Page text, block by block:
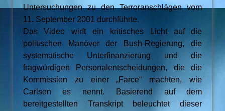
Untersuchungen zu den Terroranschlägen vom
11. September 2001 durchführte.
Das Video wirft ein kritisches Licht auf die
politischen Manöver der Bush-Regierung, die
systematische Unterfinanzierung und die
fragwürdigen Personalentscheidungen, die die
Kommission zu einer „Farce“ machten, wie
Carlson es nennt. Basierend auf dem
bereitgestellten Transkript beleuchtet dieser